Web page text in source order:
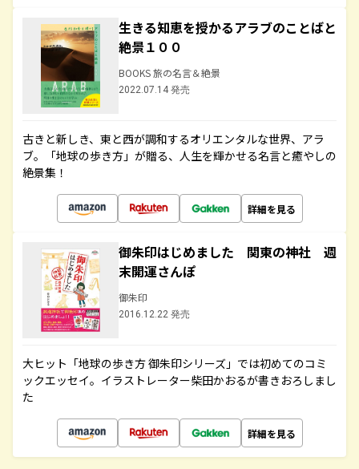
生きる知恵を授かるアラブのことばと
絶景１００
BOOKS 旅の名言＆絶景
2022.07.14 発売
古きと新しき、東と西が調和するオリエンタルな世界、アラ
ブ。「地球の歩き方」が贈る、人生を輝かせる名言と癒やしの
絶景集！
詳細を見る
御朱印はじめました 関東の神社 週
末開運さんぽ
御朱印
2016.12.22 発売
大ヒット「地球の歩き方 御朱印シリーズ」では初めてのコミ
ックエッセイ。イラストレーター柴田かおるが書きおろしまし
た
詳細を見る